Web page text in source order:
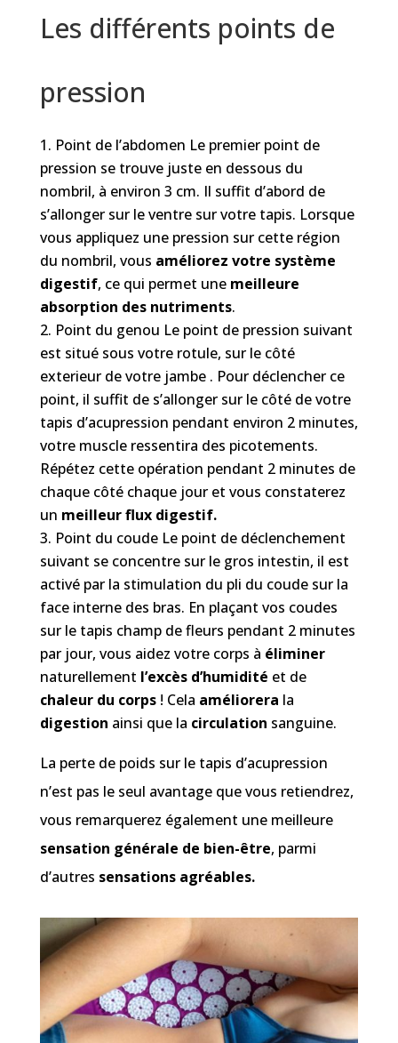
Les différents points de
pression
Point de l’abdomen Le premier point de
pression se trouve juste en dessous du
nombril, à environ 3 cm. Il suffit d’abord de
s’allonger sur le ventre sur votre tapis. Lorsque
vous appliquez une pression sur cette région
du nombril, vous améliorez votre système
digestif, ce qui permet une meilleure
absorption des nutriments.
Point du genou Le point de pression suivant
est situé sous votre rotule, sur le côté
exterieur de votre jambe . Pour déclencher ce
point, il suffit de s’allonger sur le côté de votre
tapis d’acupression pendant environ 2 minutes,
votre muscle ressentira des picotements.
Répétez cette opération pendant 2 minutes de
chaque côté chaque jour et vous constaterez
un meilleur flux digestif.
Point du coude Le point de déclenchement
suivant se concentre sur le gros intestin, il est
activé par la stimulation du pli du coude sur la
face interne des bras. En plaçant vos coudes
sur le tapis champ de fleurs pendant 2 minutes
par jour, vous aidez votre corps à éliminer
naturellement l’excès d’humidité et de
chaleur du corps! Cela améliorera la
digestion ainsi que la circulation sanguine.
La perte de poids sur le tapis d’acupression
n’est pas le seul avantage que vous retiendrez,
vous remarquerez également une meilleure
sensation générale de bien-être, parmi
d’autres sensations agréables.